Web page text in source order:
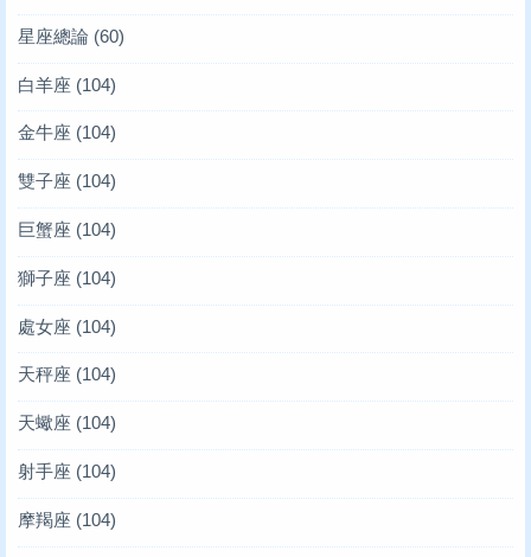
星座總論 (60)
白羊座 (104)
金牛座 (104)
雙子座 (104)
巨蟹座 (104)
獅子座 (104)
處女座 (104)
天秤座 (104)
天蠍座 (104)
射手座 (104)
摩羯座 (104)